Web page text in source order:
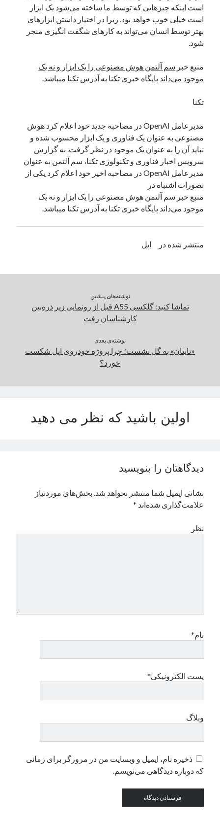
ژوئن 2024
می 2024
آوریل 2024
مارس 2024
ژانویه 2024
دسامبر 2023
اکتبر 2023
آگوست 2023
جولای 2023
دسامبر 2022
دسته‌ها
اپل
دسته‌بندی نشده
است اینکه چیزهایی که توسط ما ساخته می‌شود یک ابزار
است خیلی خوب خواهد بود. زیرا در اختیار داشتن ابزارهای
بهتر توسط انسان می‌تواند به کارهای شگفت انگیزی منجر
شود.
منبع خبر سم آلتمن هوش مصنوعی را یک ابزار و نه یک
موجود می‌داند پایگاه خبری تکنا به آدرستکنا میباشد.
تکنا
مدیرعامل OpenAI در مصاحبه جدید خود اعلام کرد هوش
مصنوعی به عنوان یک فناوری و یک ابزار محسوب شده و
نباید آن را به عنوان یک موجود در نظر گرفت. به گزارش
سرویس اخبار فناوری و تکنولوژی تکنا، سم آلتمن به عنوان
مدیرعامل OpenAI در مصاحبه اخیر خود اعلام کرد یکی از
تصورات اشتباه در
منبع خبر سم آلتمن هوش مصنوعی را یک ابزار و نه یک
موجود می‌داند پایگاه خبری تکنا به آدرس تکنا میباشد.
منتشر شده در اپل
نوشته‌های پیشین
تماشا کنید: گلکسی A55 قبل از رونمایی زیر ذره‌بین
کارشناسان رفت
نوشته‌ی بعدی
«تایتان» به‌ گل نشست؛ چرا پروژه‌ خودروی اپل شکست
خورد؟
اولین باشید که نظر می دهید
دیدگاهتان را بنویسید
نشانی ایمیل شما منتشر نخواهد شد. بخش‌های موردنیاز
علامت‌گذاری شده‌اند *
نظر
نام*
پست الکترونیکی*
وبلاگ
ذخیره نام، ایمیل و وبسایت من در مرورگر برای زمانی
که دوباره دیدگاهی می‌نویسم.